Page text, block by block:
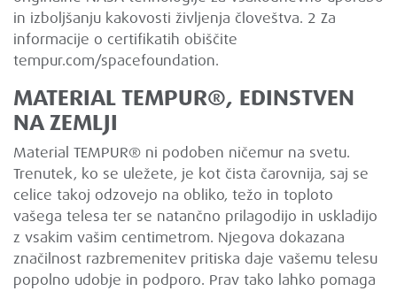
in izboljšanju kakovosti življenja človeštva. 2 Za
informacije o certifikatih obiščite
tempur.com/spacefoundation.
MATERIAL TEMPUR®, EDINSTVEN
NA ZEMLJI
Material TEMPUR® ni podoben ničemur na svetu.
Trenutek, ko se uležete, je kot čista čarovnija, saj se
celice takoj odzovejo na obliko, težo in toploto
vašega telesa ter se natančno prilagodijo in uskladijo
z vsakim vašim centimetrom. Njegova dokazana
značilnost razbremenitev pritiska daje vašemu telesu
popolno udobje in podporo. Prav tako lahko pomaga